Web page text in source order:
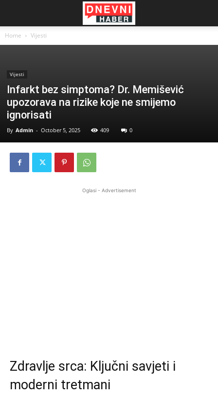
Home Vijesti
Vijesti
Infarkt bez simptoma? Dr. Memišević
upozorava na rizike koje ne smijemo
ignorisati
By Admin - October 5, 2025 409 0
Oglasi - Advertisement
Zdravlje srca: Ključni savjeti i
moderni tretmani